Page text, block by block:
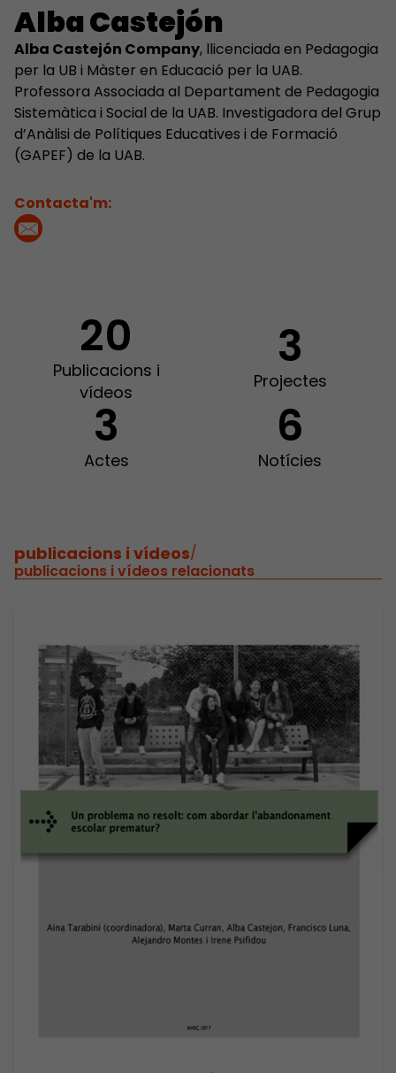
Alba Castejón
Alba Castejón Company, llicenciada en Pedagogia
per la UB i Màster en Educació per la UAB.
Professora Associada al Departament de Pedagogia
Sistemàtica i Social de la UAB. Investigadora del Grup
d’Anàlisi de Polítiques Educatives i de Formació
(GAPEF) de la UAB.
Contacta'm:
20
Publicacions i
vídeos
3
Projectes
3
Actes
6
Notícies
publicacions i vídeos/
publicacions i vídeos relacionats